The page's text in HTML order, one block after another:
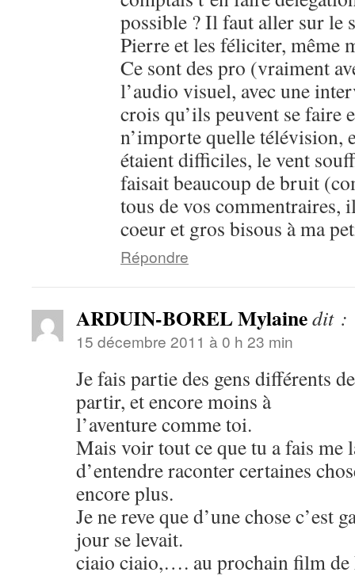
possible ? Il faut aller sur le
Pierre et les féliciter, même
Ce sont des pro (vraiment
l’audio visuel, avec une
crois qu’ils peuvent se faire
n’importe quelle télévision,
étaient difficiles, le vent
faisait beaucoup de bruit
tous de vos commentraires,
coeur et gros bisous à ma
Répondre
ARDUIN-BOREL Mylainedit :
15 décembre 2011 à 0 h 23 min
Je fais partie des gens différents
partir, et encore moins à
l’aventure comme toi.
Mais voir tout ce que tu a fais me
d’entendre raconter certaines
encore plus.
Je ne reve que d’une chose c’est
jour se levait.
ciaio ciaio,…. au prochain film de